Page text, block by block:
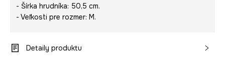
- Šírka hrudníka: 50,5 cm.
- Veľkosti pre rozmer: M.
Detaily produktu